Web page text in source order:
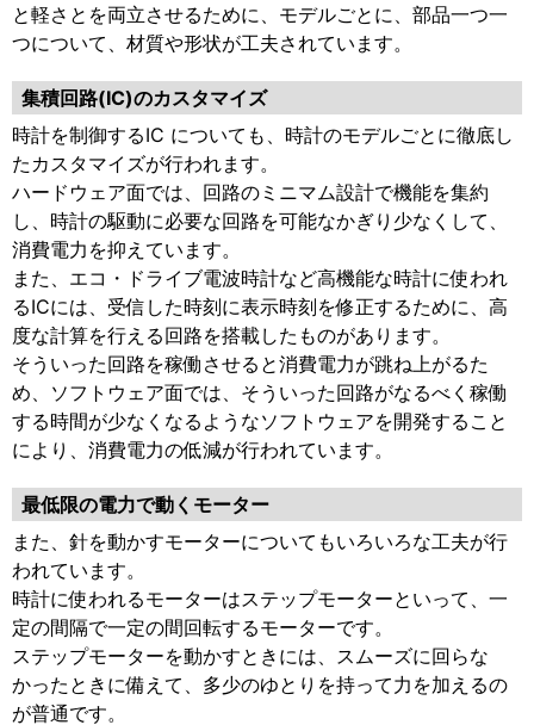
と軽さとを両立させるために、モデルごとに、部品一つ一
つについて、材質や形状が工夫されています。
集積回路(IC)のカスタマイズ
時計を制御するIC についても、時計のモデルごとに徹底し
たカスタマイズが行われます。
ハードウェア面では、回路のミニマム設計で機能を集約
し、時計の駆動に必要な回路を可能なかぎり少なくして、
消費電力を抑えています。
また、エコ・ドライブ電波時計など高機能な時計に使われ
るICには、受信した時刻に表示時刻を修正するために、高
度な計算を行える回路を搭載したものがあります。
そういった回路を稼働させると消費電力が跳ね上がるた
め、ソフトウェア面では、そういった回路がなるべく稼働
する時間が少なくなるようなソフトウェアを開発すること
により、消費電力の低減が行われています。
最低限の電力で動くモーター
また、針を動かすモーターについてもいろいろな工夫が行
われています。
時計に使われるモーターはステップモーターといって、一
定の間隔で一定の間回転するモーターです。
ステップモーターを動かすときには、スムーズに回らな
かったときに備えて、多少のゆとりを持って力を加えるの
が普通です。